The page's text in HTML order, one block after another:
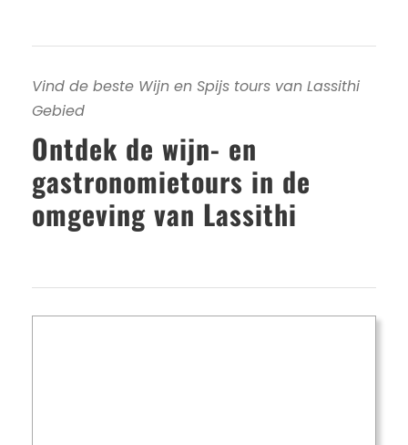
Vind de beste Wijn en Spijs tours van Lassithi
Gebied
Ontdek de wijn- en
gastronomietours in de
omgeving van Lassithi